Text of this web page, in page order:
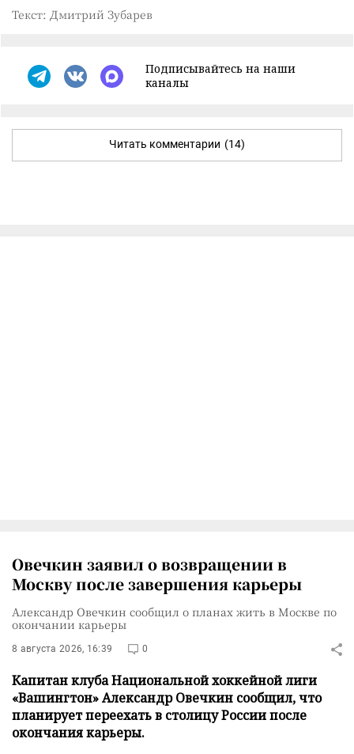
Текст: Дмитрий Зубарев
Подписывайтесь на наши
каналы
Читать комментарии (14)
Овечкин заявил о возвращении в
Москву после завершения карьеры
Александр Овечкин сообщил о планах жить в Москве по
окончании карьеры
8 августа 2026, 16:39 0
Капитан клуба Национальной хоккейной лиги
«Вашингтон» Александр Овечкин сообщил, что
планирует переехать в столицу России после
окончания карьеры.